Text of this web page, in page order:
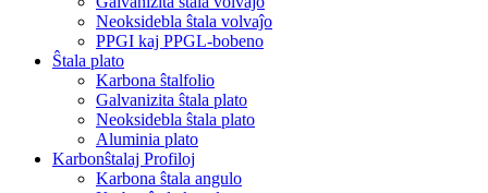
Neoksidebla ŝtala volvaĵo
PPGI kaj PPGL-bobeno
Ŝtala plato
Karbona ŝtalfolio
Galvanizita ŝtala plato
Neoksidebla ŝtala plato
Aluminia plato
Karbonŝtalaj Profiloj
Karbona ŝtala angulo